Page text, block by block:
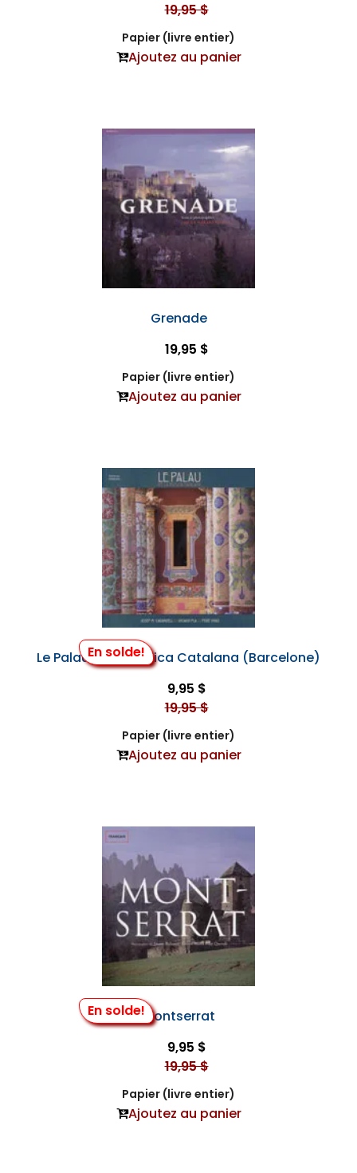
19,95 $
Papier (livre entier)
Ajoutez au panier
Grenade
19,95 $
Papier (livre entier)
Ajoutez au panier
En solde!
Le Palau de la Música Catalana (Barcelone)
9,95 $
19,95 $
Papier (livre entier)
Ajoutez au panier
En solde!Montserrat
9,95 $
19,95 $
Papier (livre entier)
Ajoutez au panier